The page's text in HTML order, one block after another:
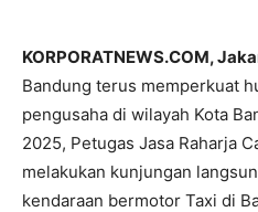
KORPORATNEWS.COM,
Bandung terus memperkuat
pengusaha di wilayah Kota
2025, Petugas Jasa Raharja
melakukan kunjungan
kendaraan bermotor Taxi di